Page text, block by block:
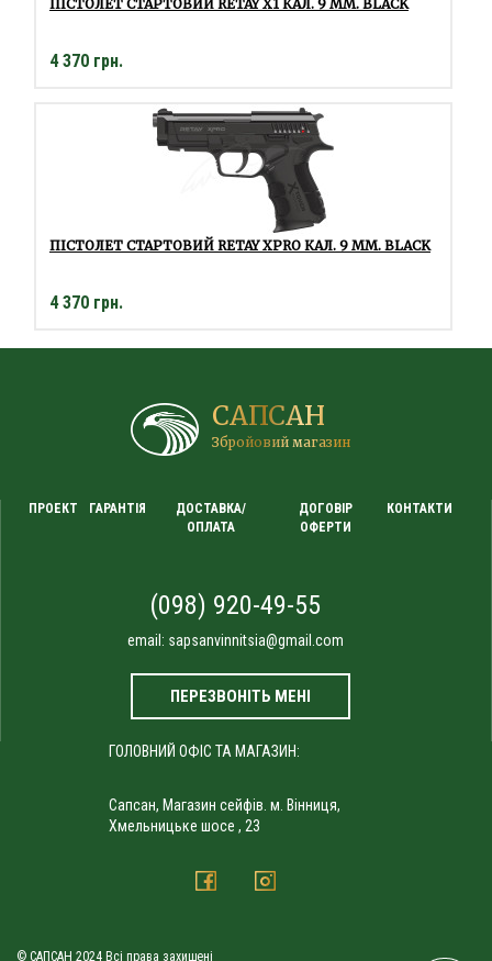
ПІСТОЛЕТ СТАРТОВИЙ RETAY X1 КАЛ. 9 ММ. BLACK
4 370 грн.
ПІСТОЛЕТ СТАРТОВИЙ RETAY XPRO КАЛ. 9 ММ. BLACK
4 370 грн.
САПСАН
Збройовий магазин
ПРОЕКТ ГАРАНТІЯ
ДОСТАВКА/
ОПЛАТА
ДОГОВІР
ОФЕРТИ
КОНТАКТИ
(098) 920-49-55
email: sapsanvinnitsia@gmail.com
ПЕРЕЗВОНІТЬ МЕНІ
ГОЛОВНИЙ ОФІС ТА МАГАЗИН:
Сапсан, Магазин сейфів. м. Вінниця,
Хмельницьке шосе , 23
© САПСАН 2024 Всі права захищені